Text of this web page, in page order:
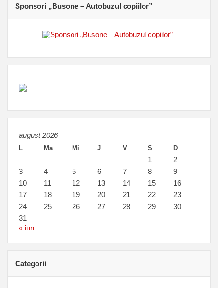
Sponsori „Busone – Autobuzul copiilor”
august 2026
L Ma Mi J V S D
1
2
3
4 5 6 7 8
9
10
11 12 13 14 15
16
17
18 19 20 21 22
23
24
25 26 27 28 29
30
31
« iun.
Categorii